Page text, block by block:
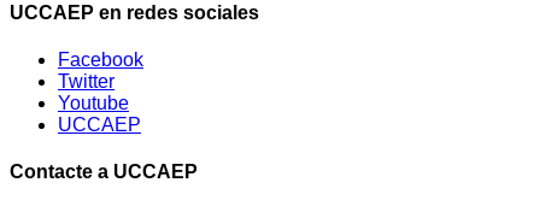
UCCAEP en redes sociales
Facebook
Twitter
Youtube
UCCAEP
Contacte a UCCAEP